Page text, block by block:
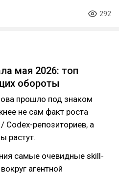
292
мая 2026: топ
обороты
прошло под знаком
не сам факт роста
Codex-репозиториев, а
растут.
самые очевидные skill-
агентной